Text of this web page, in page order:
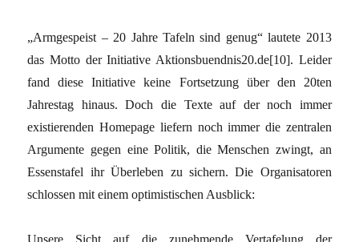
„Armgespeist – 20 Jahre Tafeln sind genug“ lautete 2013
das Motto der Initiative Aktionsbuendnis20.de[10]. Leider
fand diese Initiative keine Fortsetzung über den 20ten
Jahrestag hinaus. Doch die Texte auf der noch immer
existierenden Homepage liefern noch immer die zentralen
Argumente gegen eine Politik, die Menschen zwingt, an
Essenstafel ihr Überleben zu sichern. Die Organisatoren
schlossen mit einem optimistischen Ausblick:
Unsere Sicht auf die zunehmende Vertafelung der